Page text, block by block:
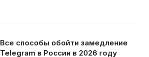
Все способы обойти замедление
Telegram в России в 2026 году